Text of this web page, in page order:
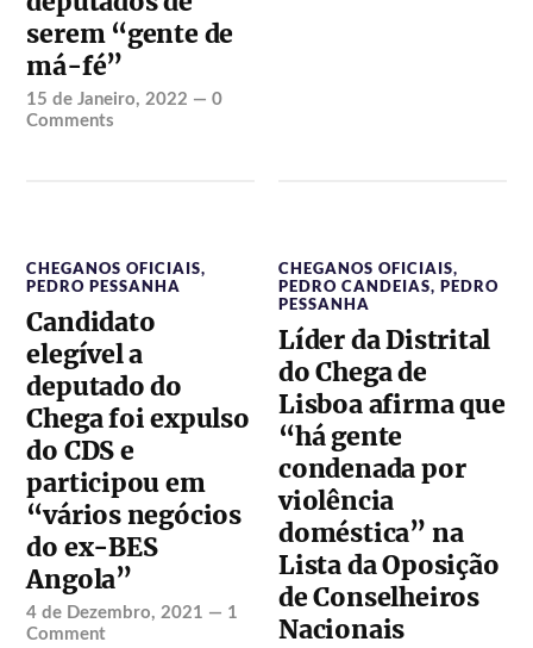
serem “gente de
má-fé”
15 de Janeiro, 2022 —0
Comments
CHEGANOS OFICIAIS,
PEDRO PESSANHA
Candidato
elegível a
deputado do
Chega foi expulso
do CDS e
participou em
“vários negócios
do ex-BES
Angola”
4 de Dezembro, 2021 — 1
Comment
CHEGANOS OFICIAIS,
PEDRO CANDEIAS,PEDRO
PESSANHA
Líder da Distrital
do Chega de
Lisboa afirma que
“há gente
condenada por
violência
doméstica” na
Lista da Oposição
de Conselheiros
Nacionais